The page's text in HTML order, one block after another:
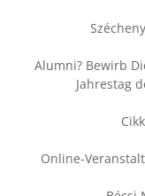
Alumni? Bewirb
Jahrestag
Online-